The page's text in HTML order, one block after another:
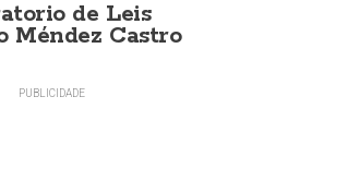
de Leis
Méndez Castro